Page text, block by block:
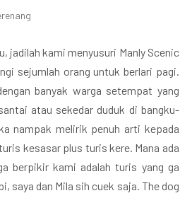
jadilah kami menyusuri Manly Scenic
sejumlah orang untuk berlari pagi.
banyak warga setempat yang
atau sekedar duduk di bangku-
nampak melirik penuh arti kepada
kesasar plus turis kere. Mana ada
berpikir kami adalah turis yang ga
saya dan Mila sih cuek saja. The dog